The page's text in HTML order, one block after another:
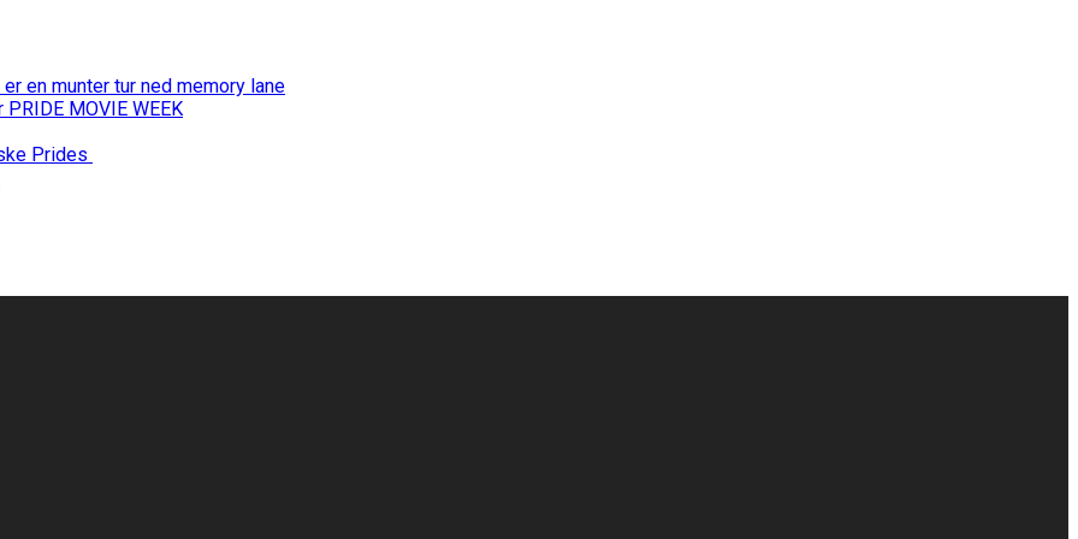
en munter tur ned memory lane
MOVIE WEEK
Prides